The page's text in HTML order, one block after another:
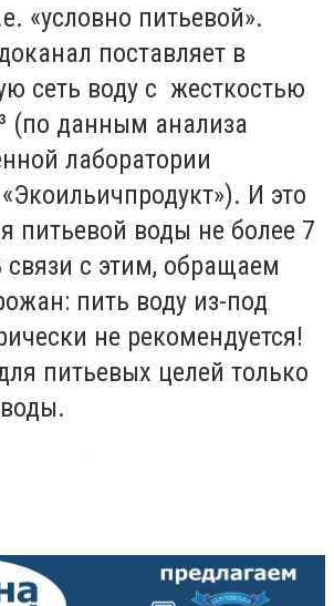
«условно питьевой».
поставляет в
сеть воду с жесткостью
(по данным анализа
лаборатории
И это
питьевой воды не более 7
с этим, обращаем
пить воду из-под
не рекомендуется!
питьевых целей только